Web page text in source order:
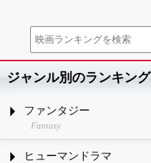
ジャンル別のランキング
ファンタジー
Fantasy
ヒューマンドラマ